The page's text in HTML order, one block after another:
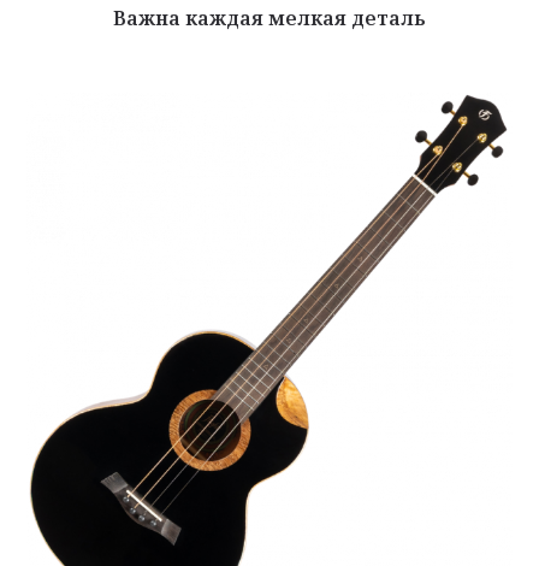
Важна каждая мелкая деталь